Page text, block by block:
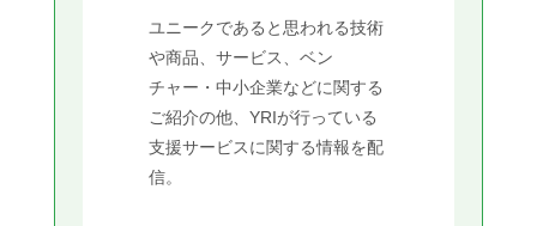
ユニークであると思われる技術
や商品、サービス、ベン
チャー・中小企業などに関する
ご紹介の他、YRIが行っている
支援サービスに関する情報を配
信。